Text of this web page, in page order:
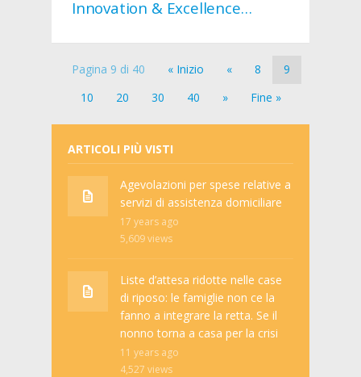
Innovation & Excellence
Pagina 9 di 40 « Inizio « 8
9
10
20 30 40 » Fine »
ARTICOLI PIÙ VISTI
Agevolazioni per spese relative a
servizi di assistenza domiciliare
17 years ago
5,609views
Liste d’attesa ridotte nelle case
di riposo: le famiglie non ce la
fanno a integrare la retta. Se il
nonno torna a casa per la crisi
11 years ago
4,527 views